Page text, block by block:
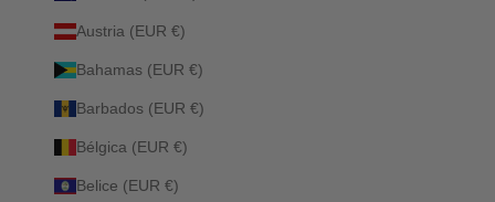
Austria (EUR €)
Bahamas (EUR €)
Barbados (EUR €)
Bélgica (EUR €)
Belice (EUR €)